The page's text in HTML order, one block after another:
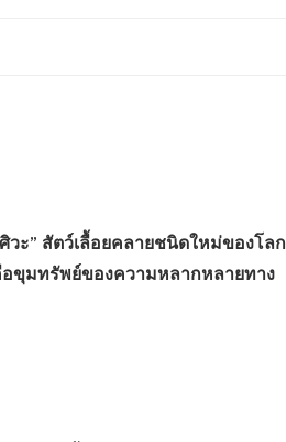
ะ” สัตว์เลื้อยคลายชนิดใหม่ของโลก
ขุมทรัพย์ของความหลากหลายทาง